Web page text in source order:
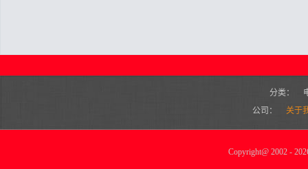
分类：
公司：
关于
Copyright@2002 -